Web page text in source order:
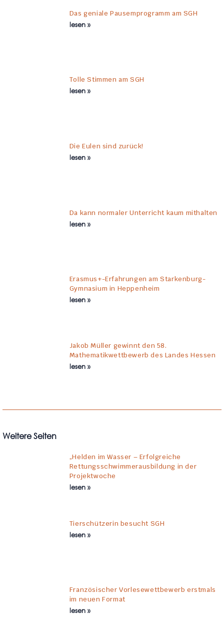
Das geniale Pausemprogramm am SGH
lesen »
Tolle Stimmen am SGH
lesen »
Die Eulen sind zurück!
lesen »
Da kann normaler Unterricht kaum mithalten
lesen »
Erasmus+-Erfahrungen am Starkenburg-
Gymnasium in Heppenheim
lesen »
Jakob Müller gewinnt den 58.
Mathematikwettbewerb des Landes Hessen
lesen »
Weitere Seiten
„Helden im Wasser – Erfolgreiche
Rettungsschwimmerausbildung in der
Projektwoche
lesen »
Tierschützerin besucht SGH
lesen »
Französischer Vorlesewettbewerb erstmals
im neuen Format
lesen »